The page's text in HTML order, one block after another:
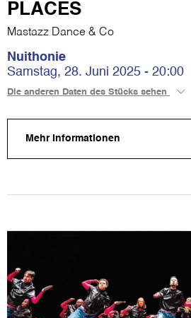
PLACES
Mastazz Dance & Co
Nuithonie
Samstag, 28. Juni 2025 - 20:00
Die anderen Daten des Stücks sehen
Mehr Informationen